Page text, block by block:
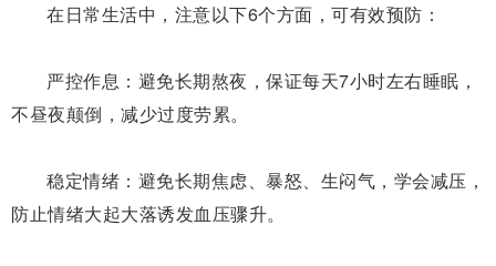
在日常生活中，注意以下6个方面 ，可有效预防：
严控作息： 避免长期熬夜，保证每天7小时左右睡眠，
不昼夜颠倒，减少过度劳累。
稳定情绪： 避免长期焦虑、暴怒、生闷气，学会减压，
防止情绪大起大落诱发血压骤升。